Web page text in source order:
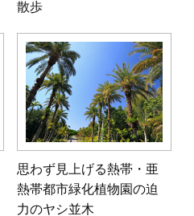
散歩
思わず見上げる熱帯・亜
熱帯都市緑化植物園の迫
力のヤシ並木